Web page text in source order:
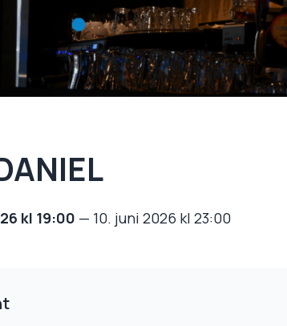
kl 19:00 — 10. juni 2026 kl 23:00